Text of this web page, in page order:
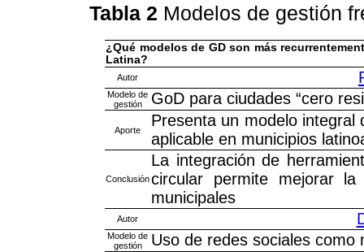
Tabla 2 Modelos de gestión
¿Qué modelos de GD son más
Latina?
Autor
Modelo de
gestión
GoD para ciudades “cero
Aporte
Presenta un modelo integral
aplicable en municipios
Conclusión
La integración de
circular permite mejorar
municipales
Autor
Modelo de
gestión
Uso de redes sociales como